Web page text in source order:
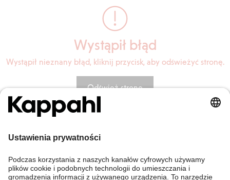
Wystąpił błąd
Wystąpił nieznany błąd, kliknij przycisk, aby odświeżyć stronę.
Odśwież stronę